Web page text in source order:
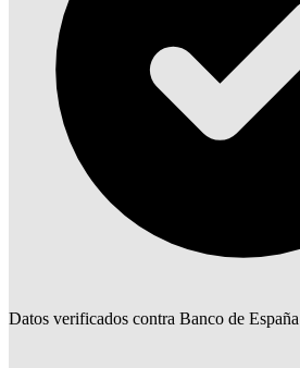
Datos verificados contra Banco de España